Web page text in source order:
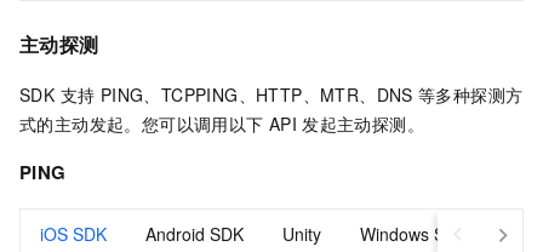
主动探测
SDK 支持 PING、TCPPING、HTTP、MTR、DNS 等多种探测方
式的主动发起。您可以调用以下 API 发起主动探测。
PING
iOS SDK Android SDK Unity Windows SDK